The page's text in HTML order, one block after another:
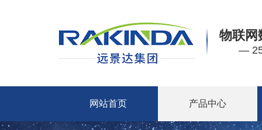
物联网
—
网站首页 产品中心